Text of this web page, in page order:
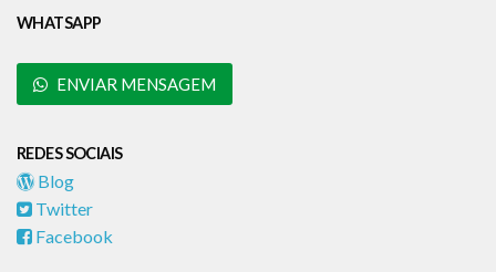
WHATSAPP
ENVIAR MENSAGEM
REDES SOCIAIS
Blog
Twitter
Facebook